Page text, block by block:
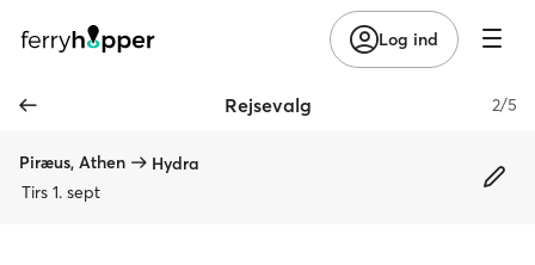
Log ind
Rejsevalg 2/5
Piræus, Athen
Hydra
Tirs 1. sept